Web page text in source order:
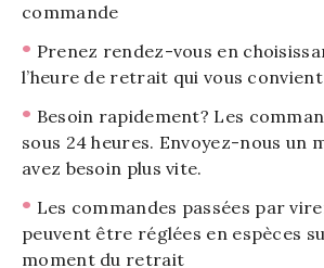
commande
• Prenez rendez-vous en
l’heure de retrait qui vous convient
• Besoin rapidement? Les
sous 24 heures. Envoyez-nous un
avez besoin plus vite.
• Les commandes passées par
peuvent être réglées en espèces
moment du retrait